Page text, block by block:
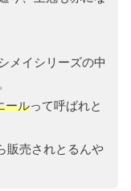
メイシリーズの中
ールって呼ばれと
販売されとるんや